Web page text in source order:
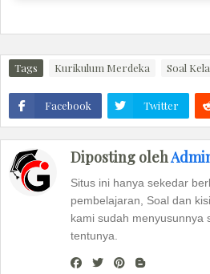
Tags Kurikulum Merdeka Soal
Facebook Twitter
Diposting oleh
Situs ini hanya sekedar
pembelajaran, Soal dan
kami sudah menyusunnya
tentunya.